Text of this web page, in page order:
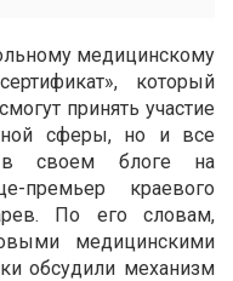
медицинскому
который
принять участие
сферы, но и все
своем блоге на
премьер краевого
По его словам,
медицинскими
обсудили механизм